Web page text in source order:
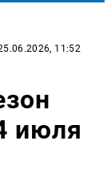
11:52
июля